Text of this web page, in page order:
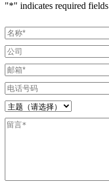
"*" indicates required fields